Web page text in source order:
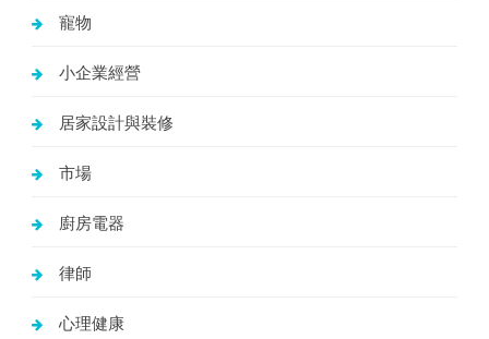
寵物
小企業經營
居家設計與裝修
市場
廚房電器
律師
心理健康